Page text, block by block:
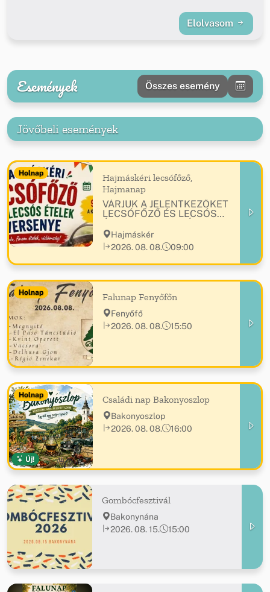
Elolvasom
Események Összes esemény
Jövőbeli események
Holnap
Hajmáskéri lecsófőző,
Hajmanap
VÁRJUK A JELENTKEZŐKET
LECSÓFŐZŐ ÉS LECSÓS
Hajmáskér
2026. 08. 08.
09:00
Holnap Falunap Fenyőfőn
Fenyőfő
2026. 08. 08.
15:50
Holnap
Új!
Családi nap Bakonyoszlop
Bakonyoszlop
2026. 08. 08.
16:00
Gombócfesztivál
Bakonynána
2026. 08. 15.
15:00